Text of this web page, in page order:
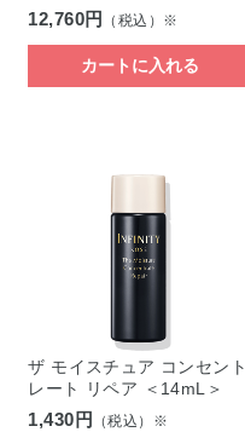
12,760円 （税込）※
カートに入れる
ザ モイスチュア コンセント
レート リペア ＜14mL＞
1,430円 （税込）※